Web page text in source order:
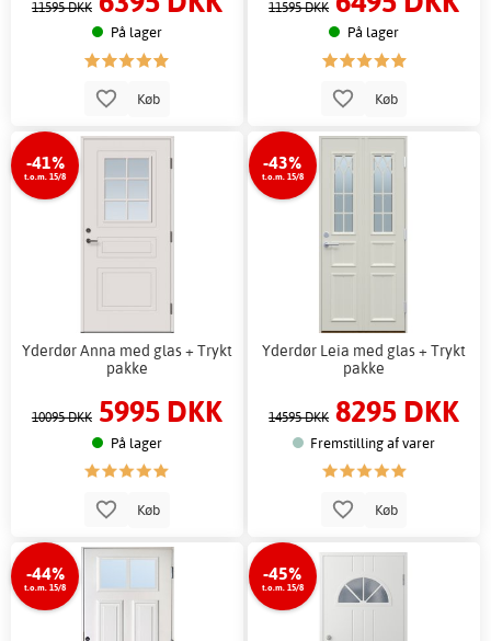
11595 DKK
På lager
Køb
11595 DKK
På lager
Køb
-41%
t.o.m. 15/8
Yderdør Anna med glas + Trykt
pakke
10095 DKK 5995 DKK
På lager
Køb
-43%
t.o.m. 15/8
Yderdør Leia med glas + Trykt
pakke
14595 DKK 8295 DKK
Fremstilling af varer
Køb
-44%
t.o.m. 15/8
-45%
t.o.m. 15/8